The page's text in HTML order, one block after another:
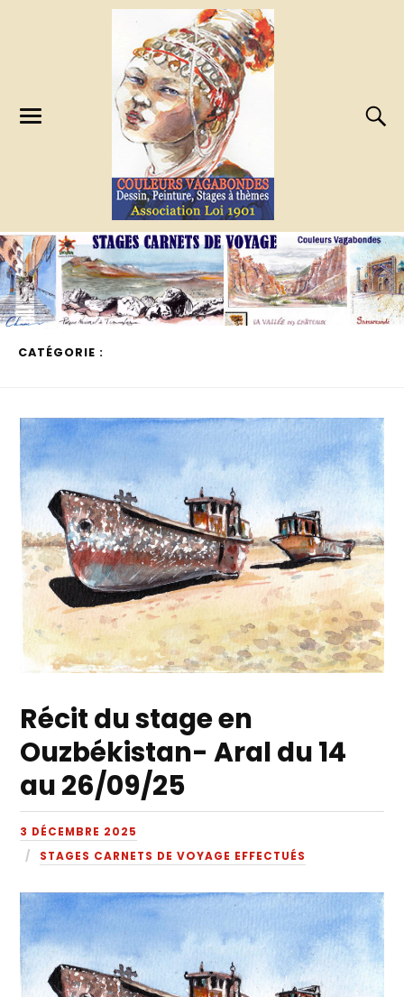
CATÉGORIE :
Récit du stage en
Ouzbékistan- Aral du 14
au 26/09/25
3 DÉCEMBRE 2025
STAGES CARNETS DE VOYAGE EFFECTUÉS